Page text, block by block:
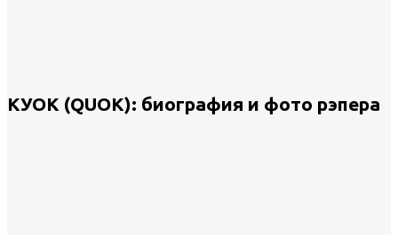
КУОК (QUOK): биография и фото рэпера